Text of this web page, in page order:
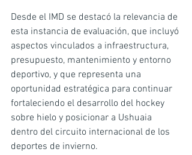
Desde el IMD se destacó la relevancia de
esta instancia de evaluación, que incluyó
aspectos vinculados a infraestructura,
presupuesto, mantenimiento y entorno
deportivo, y que representa una
oportunidad estratégica para continuar
fortaleciendo el desarrollo del hockey
sobre hielo y posicionar a Ushuaia
dentro del circuito internacional de los
deportes de invierno.